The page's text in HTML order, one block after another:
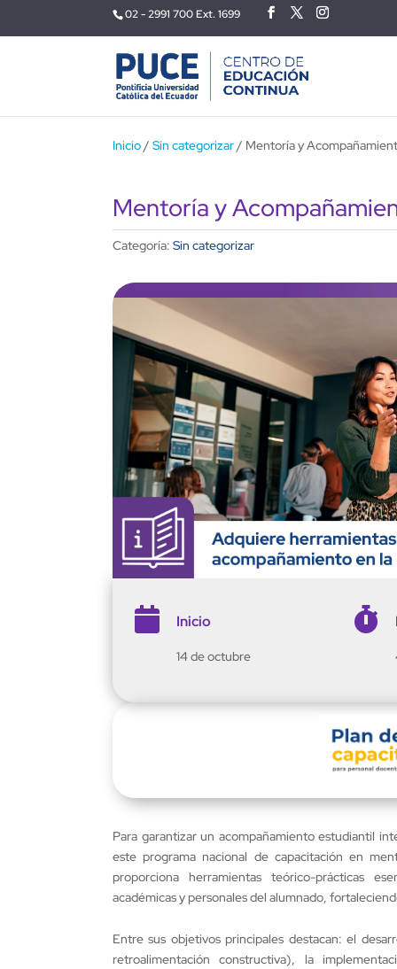
02 - 2991 700 Ext. 1699
Inicio/ Sin categorizar/ Mentoría y
Mentoría y
Categoría: Sin categorizar
 Inicio
14 de octubre

Para garantizar un acompañamiento estudiantil
este programa nacional de capacitación en
proporciona herramientas teórico-prácticas
académicas y personales del alumnado,
Entre sus objetivos principales destacan: el
retroalimentación constructiva), la